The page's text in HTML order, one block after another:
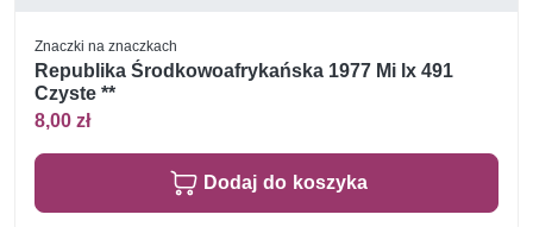
Znaczki na znaczkach
Republika Środkowoafrykańska 1977 Mi lx 491
Czyste **
8,00 zł
Dodaj do koszyka